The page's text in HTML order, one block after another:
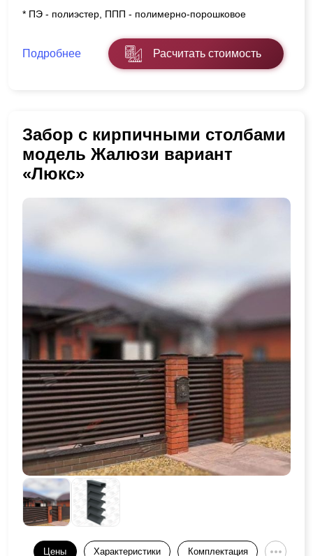
* ПЭ - полиэстер, ППП - полимерно-порошковое
Подробнее Расчитать стоимость
Забор с кирпичными столбами
модель Жалюзи вариант
«Люкс»
Цены Характеристики Комплектация